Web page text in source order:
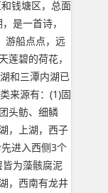
钱塘区，总面
是一首诗，
游船点点，远
莲碧的荷花，
和三潭内湖已
来源有：(1)固
头鲂、细鳞
，上湖，西子
进入西侧3个
为藻骸腐泥
，西南有龙井